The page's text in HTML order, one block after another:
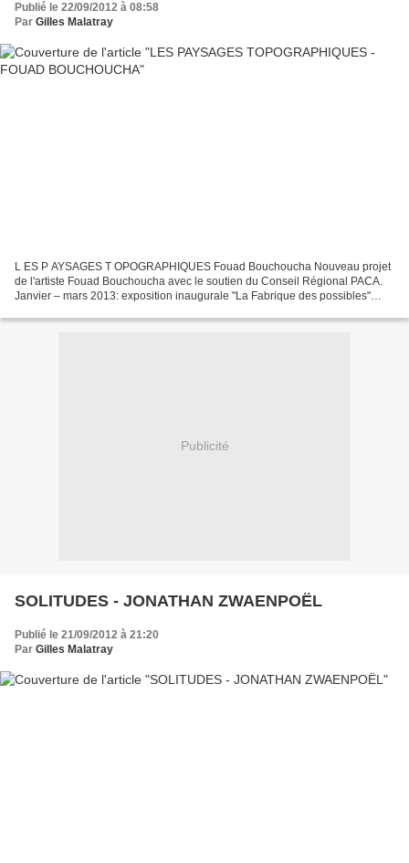
Publié le 22/09/2012 à 08:58
Par Gilles Malatray
L ES P AYSAGES T OPOGRAPHIQUES Fouad Bouchoucha Nouveau projet
de l'artiste Fouad Bouchoucha avec le soutien du Conseil Régional PACA.
Janvier – mars 2013: exposition inaugurale "La Fabrique des possibles"
Publicité
SOLITUDES - JONATHAN ZWAENPOËL
Publié le 21/09/2012 à 21:20
Par Gilles Malatray